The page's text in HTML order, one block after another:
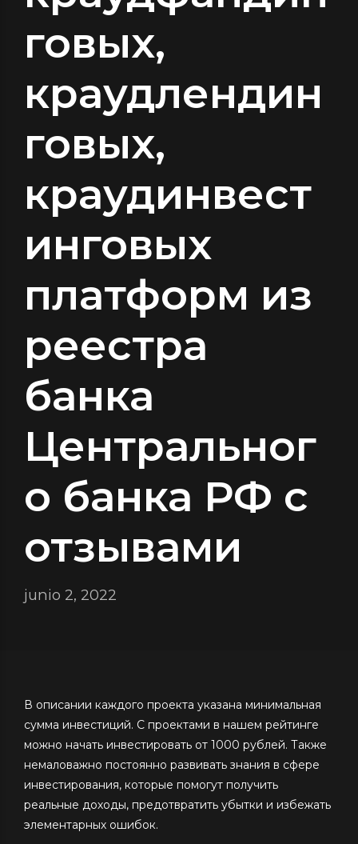
говых,
краудлендин
говых,
краудинвест
инговых
платформ из
реестра
банка
Центральног
о банка РФ с
отзывами
junio 2, 2022
В описании каждого проекта указана минимальная
сумма инвестиций. С проектами в нашем рейтинге
можно начать инвестировать от 1000 рублей. Также
немаловажно постоянно развивать знания в сфере
инвестирования, которые помогут получить
реальные доходы, предотвратить убытки и избежать
элементарных ошибок.